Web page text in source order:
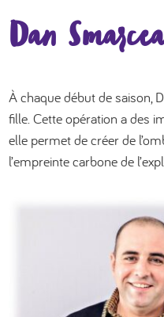
Dan
À chaque début de saison,
fille. Cette opération a des
elle permet de créer de
l’empreinte carbone de